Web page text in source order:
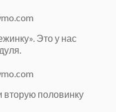
Это у нас
вторую половинку